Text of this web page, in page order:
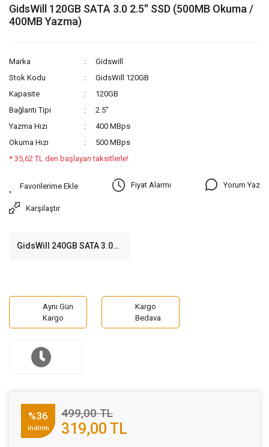
GidsWill 120GB SATA 3.0 2.5'' SSD (500MB Okuma /
400MB Yazma)
Marka
Gidswill
Stok Kodu
GidsWill 120GB
Kapasite
120GB
Bağlantı Tipi
2.5"
Yazma Hızı
400 MBps
Okuma Hızı
500 MBps
* 35,62 TL den başlayan taksitlerle!
Fiyat Alarmı Yorum Yaz
Karşılaştır
GidsWill 240GB SATA 3.0
Aynı Gün
Kargo
Kargo
Bedava
%36
indirim 319,00 TL
499,00 TL